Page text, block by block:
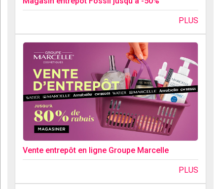
PLUS
Vente entrepôt en ligne Groupe Marcelle
PLUS